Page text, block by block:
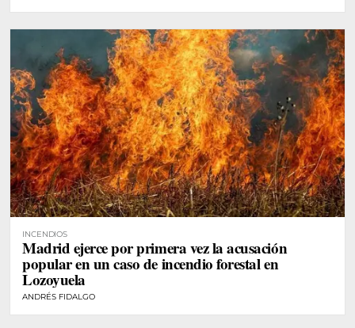
INCENDIOS
Madrid ejerce por primera vez la acusación
popular en un caso de incendio forestal en
Lozoyuela
ANDRÉS FIDALGO